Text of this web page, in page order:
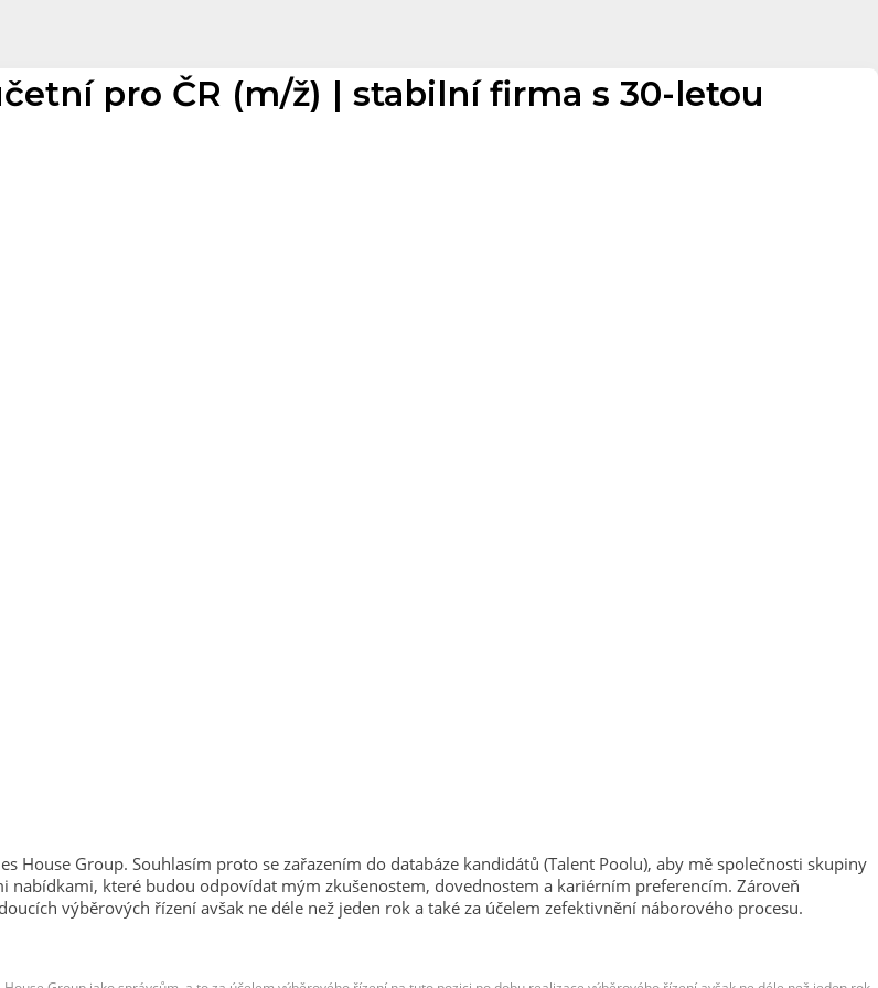
pro ČR (m/ž) | stabilní firma s 30-letou
House Group. Souhlasím proto se zařazením do databáze kandidátů (Talent Poolu), aby mě společnosti skupiny
které budou odpovídat mým zkušenostem, dovednostem a kariérním preferencím. Zároveň
výběrových řízení avšak ne déle než jeden rok a také za účelem zefektivnění náborového procesu.